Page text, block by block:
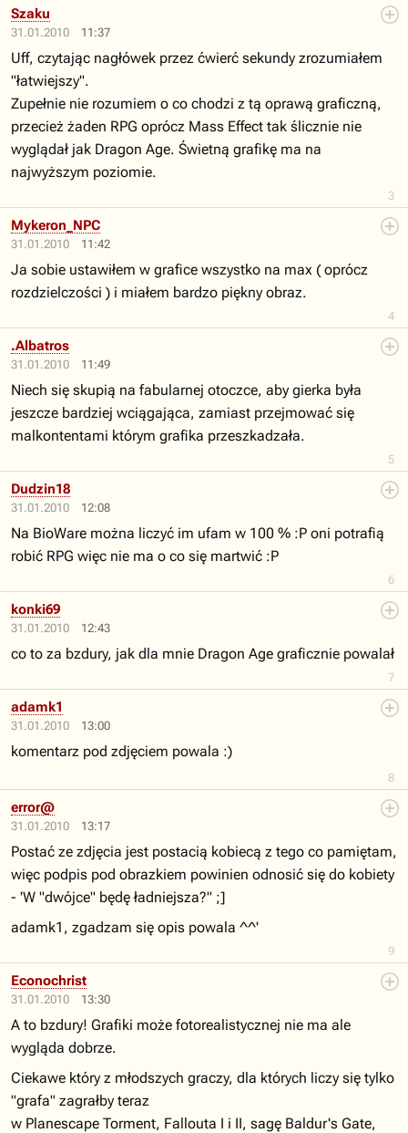
31.01.2010 11:37
3
Szaku
Uff, czytając nagłówek przez ćwierć sekundy zrozumiałem
"łatwiejszy".
Zupełnie nie rozumiem o co chodzi z tą oprawą graficzną,
przecież żaden RPG oprócz Mass Effect tak ślicznie nie
wyglądał jak Dragon Age. Świetną grafikę ma na
najwyższym poziomie.
31.01.2010 11:42
4
Mykeron_NPC
Ja sobie ustawiłem w grafice wszystko na max ( oprócz
rozdzielczości ) i miałem bardzo piękny obraz.
31.01.2010 11:49
5
.Albatros
Niech się skupią na fabularnej otoczce, aby gierka była
jeszcze bardziej wciągająca, zamiast przejmować się
malkontentami którym grafika przeszkadzała.
31.01.2010 12:08
6
Dudzin18
Na BioWare można liczyć im ufam w 100 % :P oni potrafią
robić RPG więc nie ma o co się martwić :P
31.01.2010 12:43
7
konki69
co to za bzdury, jak dla mnie Dragon Age graficznie powalał
31.01.2010 13:00
8
adamk1
komentarz pod zdjęciem powala :)
31.01.2010 13:17
9
error@
Postać ze zdjęcia jest postacią kobiecą z tego co pamiętam,
więc podpis pod obrazkiem powinien odnosić się do kobiety
- 'W "dwójce" będę ładniejsza?" ;]
adamk1, zgadzam się opis powala ^^'
31.01.2010 13:30
Econochrist
A to bzdury! Grafiki może fotorealistycznej nie ma ale
wygląda dobrze.
Ciekawe który z młodszych graczy, dla których liczy się tylko
"grafa" zagrałby teraz
w Planescape Torment, Fallouta I i II, sagę Baldur's Gate,